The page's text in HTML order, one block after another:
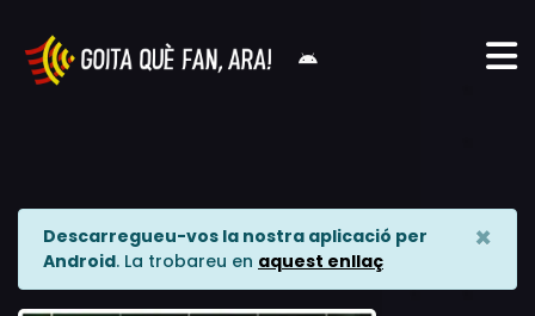
Descarregueu-vos la nostra aplicació per
Android. La trobareu en aquest enllaç
×